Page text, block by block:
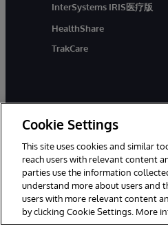
InterSystems IRIS医疗版
HealthShare
TrakCare
© 1996-2026 InterSystems
Cookie Settings
This site uses cookies and similar
reach users with relevant content
parties use the information
understand more about users and
users with more relevant content
by clicking Cookie Settings. More